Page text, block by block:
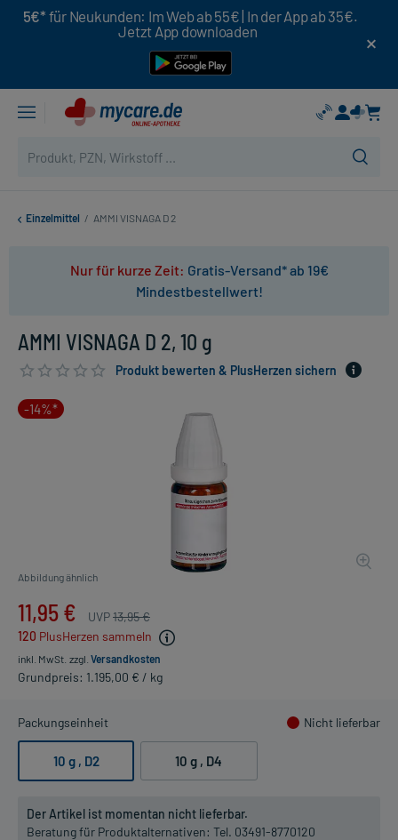
5€* für Neukunden: Im Web ab 55€ | In der App ab 35€.
Jetzt App downloaden
Einzelmittel / AMMI VISNAGA D 2
Nur für kurze Zeit: Gratis-Versand* ab 19€
Mindestbestellwert!
AMMI VISNAGA D 2, 10 g
Produkt bewerten & PlusHerzen sichern
-14%*
Abbildung ähnlich
11,95 € UVP13,95 €
120 PlusHerzen sammeln
inkl. MwSt. zzgl. Versandkosten
Grundpreis: 1.195,00 € / kg
Packungseinheit Nicht lieferbar
10 g , D2 10 g , D4
Der Artikel ist momentan nicht lieferbar.
Beratung für Produktalternativen: Tel. 03491-8770120